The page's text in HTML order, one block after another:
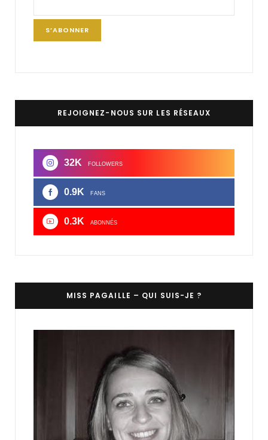
REJOIGNEZ-NOUS SUR LES RÉSEAUX
32K FOLLOWERS
0.9K FANS
0.3K ABONNÉS
MISS PAGAILLE – QUI SUIS-JE ?